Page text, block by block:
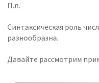
П.п.
Синтаксическая роль
разнообразна.
Давайте рассмотрим